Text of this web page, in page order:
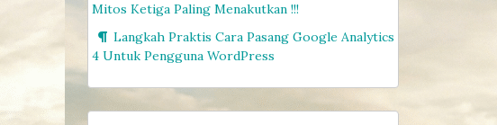
Mitos Ketiga Paling Menakutkan !!!
Langkah Praktis Cara Pasang Google Analytics
4 Untuk Pengguna WordPress